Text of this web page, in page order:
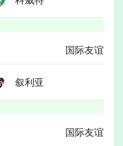
国际友谊
叙利亚
国际友谊